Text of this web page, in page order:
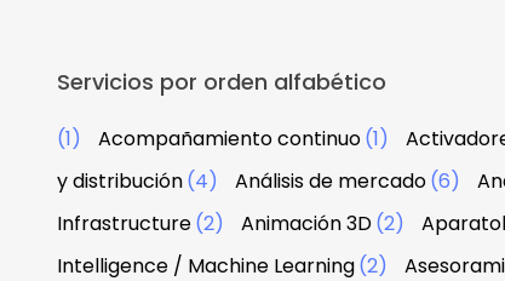
Servicios por orden alfabético
(1) Acompañamiento continuo(1)
y distribución(4) Análisis de mercado(6)
Infrastructure(2) Animación 3D(2)
Intelligence / Machine Learning(2)